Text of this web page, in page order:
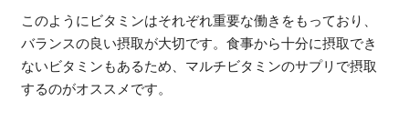
このようにビタミンはそれぞれ重要な働きをもっており、
バランスの良い摂取が大切です。食事から十分に摂取でき
ないビタミンもあるため、マルチビタミンのサプリで摂取
するのがオススメです。